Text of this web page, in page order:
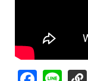
Facebook
Line